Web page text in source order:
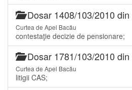
Dosar 1408/103/2010 din
Curtea de Apel Bacău
contestaţie decizie de pensionare;
Dosar 1781/103/2010 din
Curtea de Apel Bacău
litigii CAS;